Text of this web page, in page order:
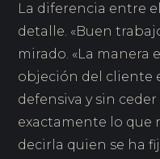
La diferencia entre
detalle. «Buen
mirado. «La manera
objeción del cliente
defensiva y sin
exactamente lo que
decirla quien se ha